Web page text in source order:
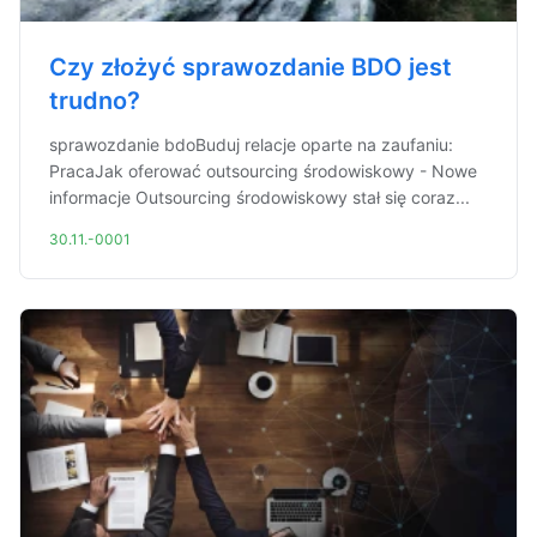
Czy złożyć sprawozdanie BDO jest
trudno?
sprawozdanie bdoBuduj relacje oparte na zaufaniu:
PracaJak oferować outsourcing środowiskowy - Nowe
informacje Outsourcing środowiskowy stał się coraz...
30.11.-0001